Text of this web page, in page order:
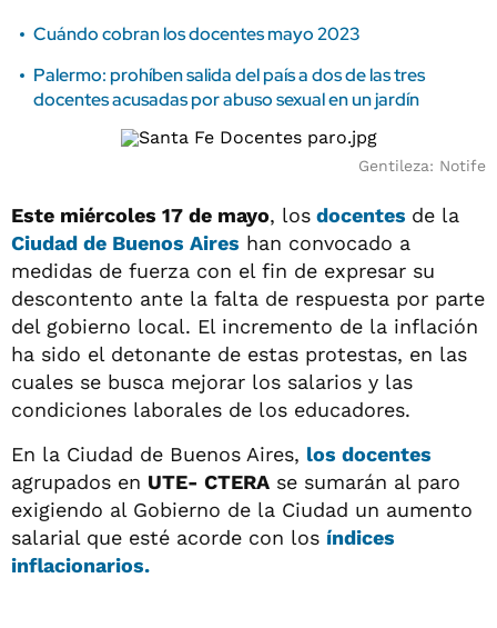
Cuándo cobran los docentes mayo 2023
Palermo: prohíben salida del país a dos de las tres
docentes acusadas por abuso sexual en un jardín
Gentileza: Notife
Este miércoles 17 de mayo, los docentes de la
Ciudad de Buenos Aires han convocado a
medidas de fuerza con el fin de expresar su
descontento ante la falta de respuesta por parte
del gobierno local. El incremento de la inflación
ha sido el detonante de estas protestas, en las
cuales se busca mejorar los salarios y las
condiciones laborales de los educadores.
En la Ciudad de Buenos Aires, los docentes
agrupados en UTE- CTERA se sumarán al paro
exigiendo al Gobierno de la Ciudad un aumento
salarial que esté acorde con los índices
inflacionarios.